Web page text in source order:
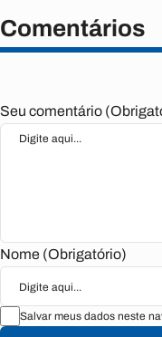
Comentários
Seu comentário
Nome (Obrigatório)
Salvar meus dados neste